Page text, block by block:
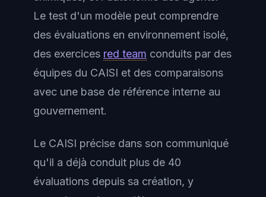
Le test d'un modèle peut comprendre
des évaluations en environnement isolé,
des exercices red team conduits par des
équipes du CAISI et des comparaisons
avec une base de référence interne au
gouvernement.
Le CAISI précise dans son communiqué
qu'il a déjà conduit plus de 40
évaluations depuis sa création, y